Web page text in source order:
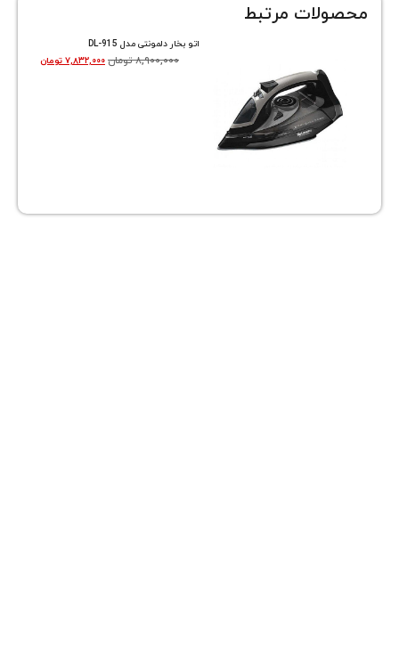
مرتبط
اتو بخار دلمونتی مدل DL-915
۷,۸۳۲,۰۰۰ تومان